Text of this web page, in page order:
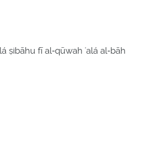
ṣibāhu fī al‑qūwah ʻalá al‑bāh